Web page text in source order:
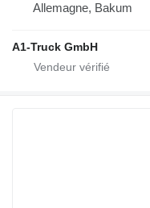
Allemagne, Bakum
A1-Truck GmbH